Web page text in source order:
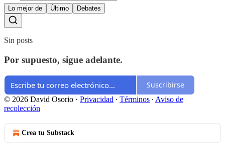
Lo mejor de Último Debates
Sin posts
Por supuesto, sigue adelante.
Suscribirse
© 2026 David Osorio · Privacidad ∙ Términos ∙ Aviso de
recolección
Crea tu Substack